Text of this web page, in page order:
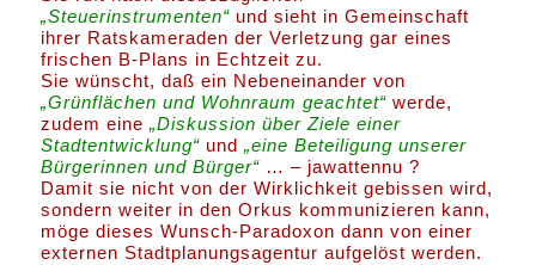
„Steuerinstrumenten“ und sieht in Gemeinschaft
ihrer Ratskameraden der Verletzung gar eines
frischen B-Plans in Echtzeit zu.
Sie wünscht, daß ein Nebeneinander von
„Grünflächen und Wohnraum geachtet“ werde,
zudem eine„Diskussion über Ziele einer
Stadtentwicklung“ und„eine Beteiligung unserer
Bürgerinnen und Bürger“ … – jawattennu ?
Damit sie nicht von der Wirklichkeit gebissen wird,
sondern weiter in den Orkus kommunizieren kann,
möge dieses Wunsch-Paradoxon dann von einer
externen Stadtplanungsagentur aufgelöst werden.